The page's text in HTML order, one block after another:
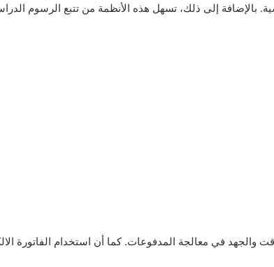
إلى ذلك، تسهل هذه الأنظمة من تتبع الرسوم
والجهد في معالجة المدفوعات. كما أن استخدام الفاتورة